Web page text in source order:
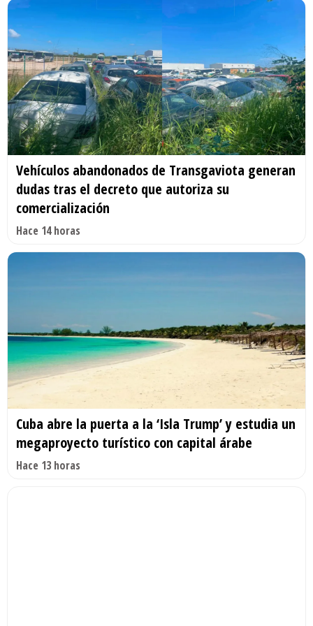
Vehículos abandonados de Transgaviota generan
dudas tras el decreto que autoriza su
comercialización
Hace 14 horas
Cuba abre la puerta a la ‘Isla Trump’ y estudia un
megaproyecto turístico con capital árabe
Hace 13 horas